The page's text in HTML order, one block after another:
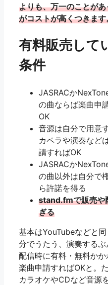
よりも、万一のことが
がコストが高くつきます
有料販売して
条件
JASRACか
の曲ならば楽曲申
OK
音源は自分で用意
カペラや演奏など
請すればOK
JASRACか
の曲以外は自分で
ら許諾を得る
stand.fmで販売や
ぎる
基本はYouTubeなどと
分でうたう、演奏するぶ
配信時に有料・無料かか
楽曲申請すればOKと。た
カラオケやCDなど音源